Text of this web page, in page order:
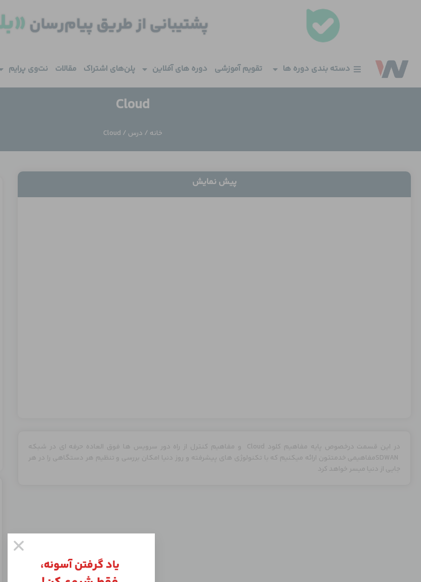
دسته بندی دوره ها تقویم آموزشی دوره های آفلاین پلن‌های اشتراک مقالات نت‌وی پرایم
Cloud
خانه / درس / Cloud
پیش نمایش
در این قسمت درخصوص پایه مفاهیم کلود Cloud و مفاهیم کنترل از راه دور سرویس ها فوق العاده حرفه ای در شبکه
SDWANمفاهیمی خدمتتون ارائه میکنیم که با تکنولوژی های پیشرفته و روز دنیا امکان بررسی و تنظیم هر دستگاهی را در هر
جایی از دنیا میسر خواهد کرد